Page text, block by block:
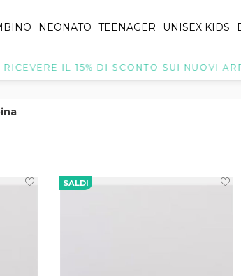
NEONATO TEENAGER UNISEX KIDS
IL 15% DI SCONTO SUI NUOVI
SALDI